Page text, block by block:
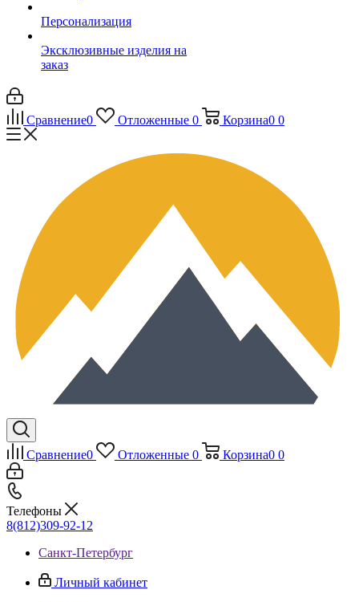
Персонализация
Эксклюзивные изделия на
заказ
Сравнение0 Отложенные 0 Корзина0 0
Сравнение0 Отложенные 0 Корзина0 0
Телефоны
8(812)309-92-12
Санкт-Петербург
Личный кабинет